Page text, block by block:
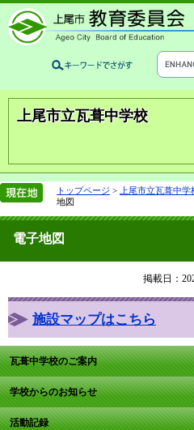
上尾市立瓦葺中学校
トップページ > 上尾市立瓦葺中学
地図
電子地図
掲載日：
施設マップはこちら
瓦葺中学校のご案内
学校からのお知らせ
活動記録